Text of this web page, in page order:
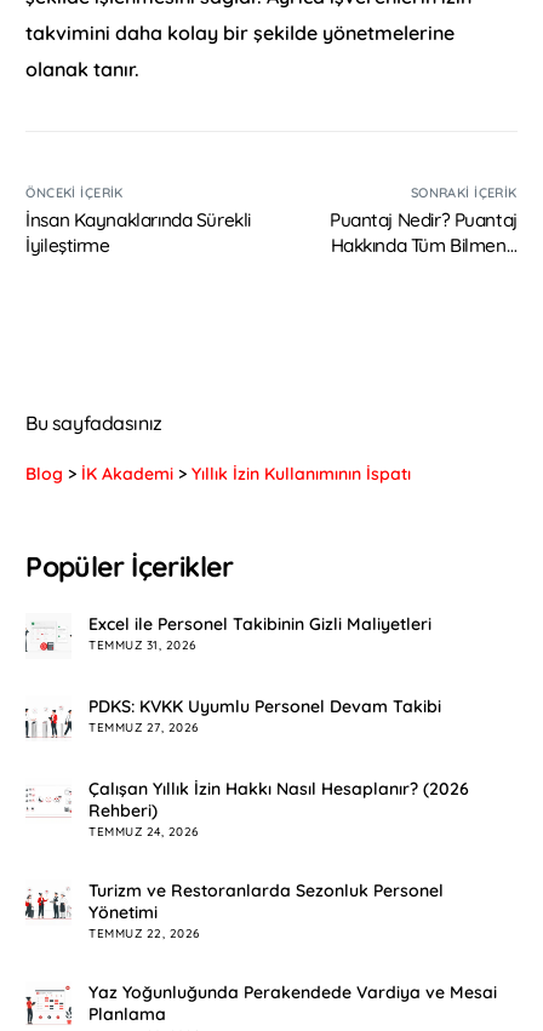
takvimini daha kolay bir şekilde yönetmelerine
olanak tanır.
ÖNCEKI İÇERIK
İnsan Kaynaklarında Sürekli
İyileştirme
SONRAKI İÇERIK
Puantaj Nedir? Puantaj
Hakkında Tüm Bilmeniz
Bu sayfadasınız
Blog > İK Akademi >Yıllık İzin Kullanımının İspatı
Popüler İçerikler
Excel ile Personel Takibinin Gizli Maliyetleri
TEMMUZ 31, 2026
PDKS: KVKK Uyumlu Personel Devam Takibi
TEMMUZ 27, 2026
Çalışan Yıllık İzin Hakkı Nasıl Hesaplanır? (2026
Rehberi)
TEMMUZ 24, 2026
Turizm ve Restoranlarda Sezonluk Personel
Yönetimi
TEMMUZ 22, 2026
Yaz Yoğunluğunda Perakendede Vardiya ve Mesai
Planlama